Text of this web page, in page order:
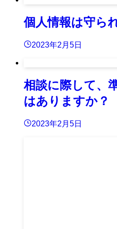
個人情報は守ら
2023年2月5日
相談に際して、
はありますか？
2023年2月5日